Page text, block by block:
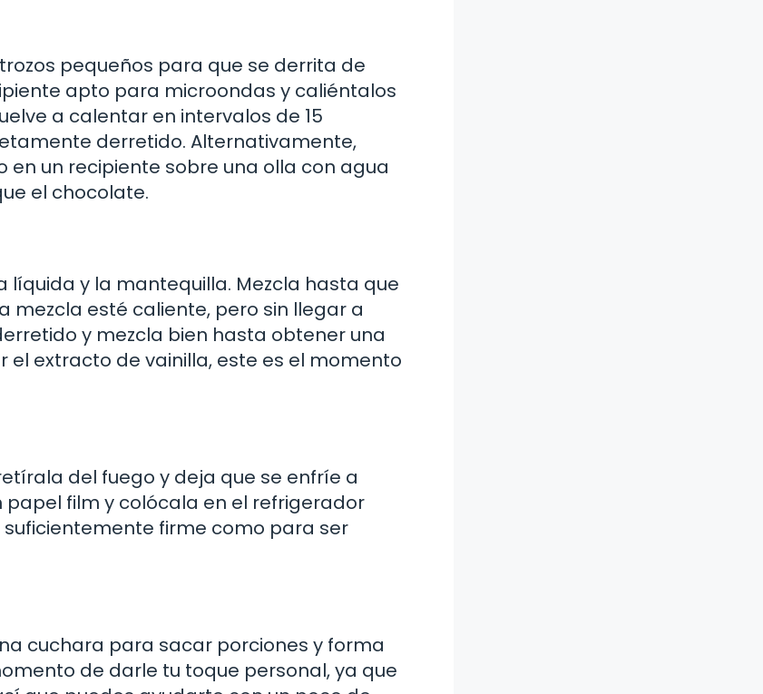
pequeños para que se derrita de
apto para microondas y caliéntalos
a calentar en intervalos de 15
derretido. Alternativamente,
un recipiente sobre una olla con agua
el chocolate.
y la mantequilla. Mezcla hasta que
esté caliente, pero sin llegar a
y mezcla bien hasta obtener una
el extracto de vainilla, este es el momento
del fuego y deja que se enfríe a
film y colócala en el refrigerador
firme como para ser
cuchara para sacar porciones y forma
de darle tu toque personal, ya que